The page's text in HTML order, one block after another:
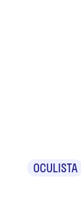
OCULISTA